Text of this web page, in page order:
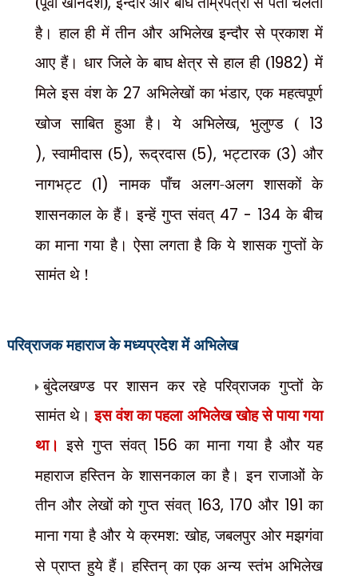
है। हाल ही में तीन और अभिलेख इन्दौर से प्रकाश में
आए हैं। धार जिले के बाघ क्षेत्र से हाल ही (1982)में
मिले इस वंश के 27 अभिलेखों का भंडार,एक महत्वपूर्ण
खोज साबित हुआ है। ये अभिलेख,भुलुण्ड ( 13
),स्वामीदास (5),रूद्रदास (5), भट्टारक (3)और
नागभट्ट (1)नामक पाँच अलग-अलग शासकों के
शासनकाल के हैं। इन्हें गुप्त संवत् 47 - 134 के बीच
का माना गया है। ऐसा लगता है कि ये शासक गुप्तों के
सामंत थे !
परिव्राजक महाराज केमध्यप्रदेश में अभिलेख
बुंदेलखण्ड पर शासन कर रहे परिव्राजक गुप्तों के
सामंत थे।इस वंश का पहला अभिलेख खोह से पाया गया
था। इसे गुप्त संवत् 156 का माना गया है और यह
महाराज हस्तिन के शासनकाल का है। इन राजाओं के
तीन और लेखों को गुप्त संवत् 163, 170 और 191 का
माना गया है और ये क्रमश: खोह,जबलपुर ओर मझगंवा
से प्राप्त हुये हैं। हस्तिन् का एक अन्य स्तंभ अभिलेख